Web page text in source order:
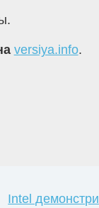
versiya.info.
Intel